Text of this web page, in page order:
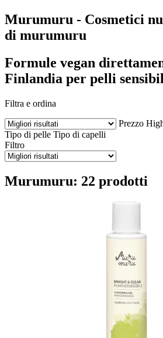
Murumuru - Cosmetici
di murumuru
Formule vegan
Finlandia per pelli
Filtra e ordina
Prezzo
Tipo di pelle Tipo di capelli
Filtro
Murumuru: 22 prodotti